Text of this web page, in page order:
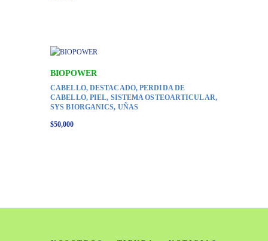
BIOPOWER
CABELLO, DESTACADO,PERDIDA DE
CABELLO, PIEL, SISTEMA OSTEOARTICULAR,
SYS BIORGANICS, UÑAS
$50,000